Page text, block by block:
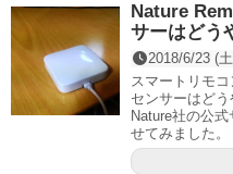
Nature
サーはどう
2018/6/23 (
スマートリモ
センサーはど
Nature社の公
せてみました。